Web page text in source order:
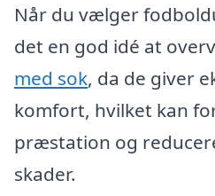
Når du vælger
det en god idé at
med sok, da de giver
komfort, hvilket kan
præstation og
skader.